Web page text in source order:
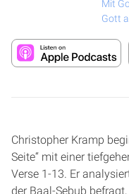
Mit
Gott
Christopher Kramp
Seite“ mit einer
Verse 1-13. Er
der Baal-Sebub